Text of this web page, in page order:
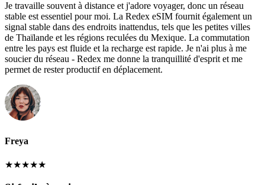
Je travaille souvent à distance et j'adore voyager, donc un réseau
stable est essentiel pour moi. La Redex eSIM fournit également un
signal stable dans des endroits inattendus, tels que les petites villes
de Thaïlande et les régions reculées du Mexique. La commutation
entre les pays est fluide et la recharge est rapide. Je n'ai plus à me
soucier du réseau - Redex me donne la tranquillité d'esprit et me
permet de rester productif en déplacement.
Freya
★★★★★